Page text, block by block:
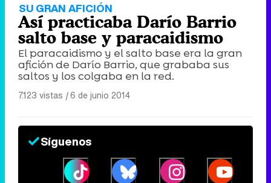
SU GRAN AFICIÓN
Así practicaba Darío Barrio
salto base y paracaidismo
El paracaidismo y el salto base era la gran
afición de Darío Barrio, que grababa sus
saltos y los colgaba en la red.
7.123 vistas |6 de junio 2014
Síguenos